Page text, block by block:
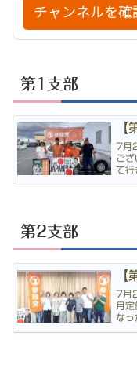
チャンネルを確
第1支部
7月
ござ
て行
第2支部
7月
月
なっ